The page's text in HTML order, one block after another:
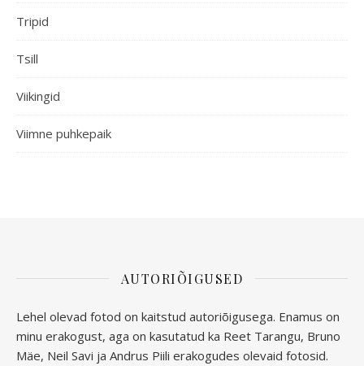
Tripid
Tsill
Viikingid
Viimne puhkepaik
AUTORIÕIGUSED
Lehel olevad fotod on kaitstud autoriõigusega. Enamus on
minu erakogust, aga on kasutatud ka Reet Tarangu, Bruno
Mäe, Neil Savi ja Andrus Piili erakogudes olevaid fotosid.